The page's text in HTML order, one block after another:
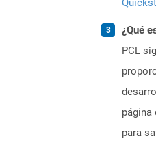
¿Qué
PCL
para